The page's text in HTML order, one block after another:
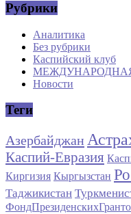
Рубрики
Аналитика
Без рубрики
Каспийский клуб
Новости
Теги
Азербайджан
Каспий-Евразия
Киргизия Кыргызстан
Таджикистан